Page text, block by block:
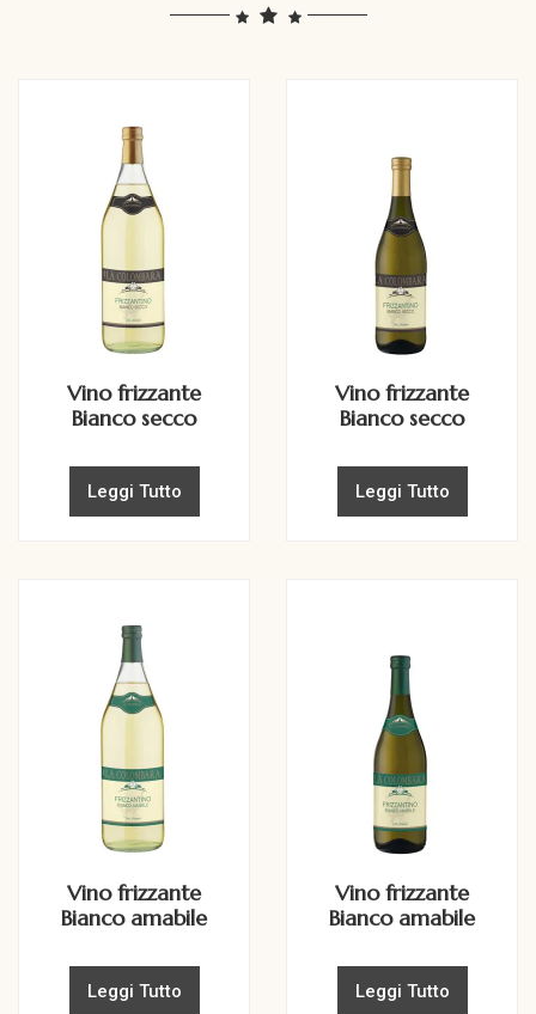
Vino frizzante
Bianco secco
Leggi Tutto
Vino frizzante
Bianco secco
Leggi Tutto
Vino frizzante
Bianco amabile
Leggi Tutto
Vino frizzante
Bianco amabile
Leggi Tutto